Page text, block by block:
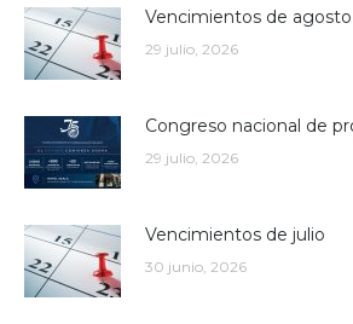
Vencimientos de agosto
29 julio, 2026
Congreso nacional de
29 julio, 2026
Vencimientos de julio
30 junio, 2026